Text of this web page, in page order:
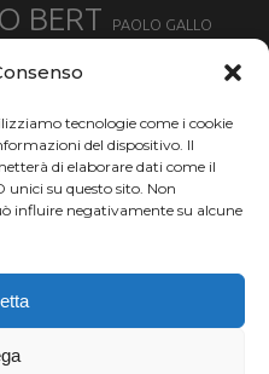
tecnologie come i cookie
del dispositivo. Il
di elaborare dati come il
su questo sito. Non
influire negativamente su alcune
BERT PAOLO GALLO
TOR DES GEANTS
CASTO TROFEO KIMA
ZEMMER VAL DI FASSA RUNNING
CHEVRIER